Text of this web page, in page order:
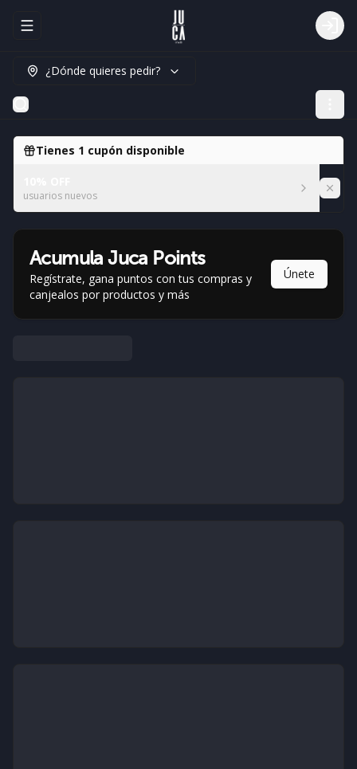
Abrir menu de navegación Login
¿Dónde quieres pedir?
Tienes 1 cupón disponible
usuarios nuevos
AcumulaJuca Points
Regístrate, gana puntos con tus compras y
canjealos por productos y más
Únete